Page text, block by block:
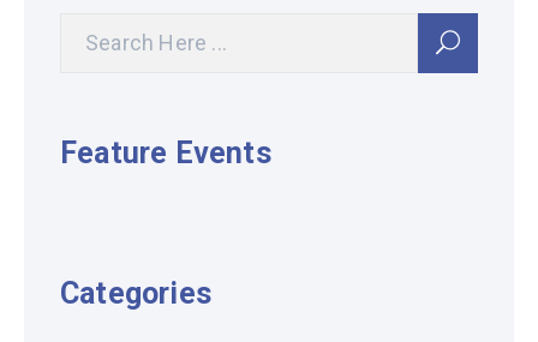
Feature Events
Categories